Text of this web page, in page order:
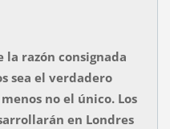
la razón consignada
sea el verdadero
no el único. Los
en Londres